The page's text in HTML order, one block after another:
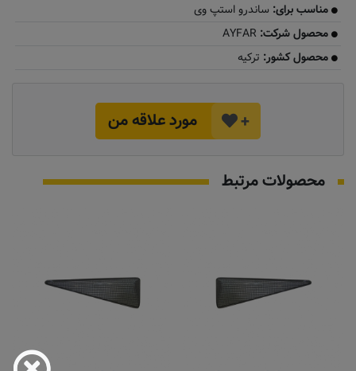
مناسب برای: ساندرو استپ وی
محصول شرکت:
محصول کشور: ترکیه
+ مورد علاقه من
محصولات مرتبط